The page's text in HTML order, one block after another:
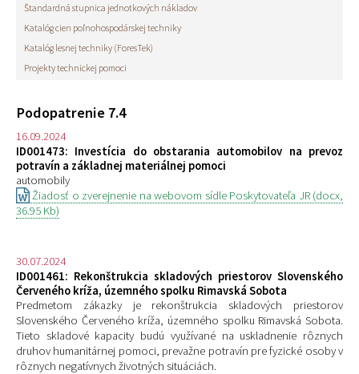
Štandardná stupnica jednotkových nákladov
Katalóg cien poľnohospodárskej techniky
Katalóg lesnej techniky (ForesTek)
Projekty technickej pomoci
Podopatrenie 7.4
16.09.2024
ID001473: Investícia do obstarania automobilov na prevoz
potravín a základnej materiálnej pomoci
automobily
Žiadosť o zverejnenie na webovom sídle Poskytovateľa JR (docx,
36.95 Kb)
30.07.2024
ID001461: Rekonštrukcia skladových priestorov Slovenského
Červeného kríža, územného spolku Rimavská Sobota
Predmetom zákazky je rekonštrukcia skladových priestorov
Slovenského Červeného kríža, územného spolku Rimavská Sobota.
Tieto skladové kapacity budú využívané na uskladnenie rôznych
druhov humanitárnej pomoci, prevažne potravín pre fyzické osoby v
rôznych negatívnych životných situáciách.